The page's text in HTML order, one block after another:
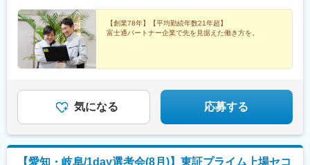
■希望休の取得しやすさ
シフト制のため、毎月シフト提出時に希望をご提示していただけ
れば
比較的通りやすいです。
■キャリアアップ事例
勤務など未経験スタートからマネジャーや営業企画、マーケティ
ングなど多岐にわたるキャリアアップ例がございます。
変更の範囲：会社の定める業務
時間外手当は含んでおりません
【創業78年】【平均勤続年数21年超】
富士通パートナー企業で先を見据えた働き方を。
気になる 応募する
【愛知・岐阜/1day選考会(8月)】東証プライム上場セコ